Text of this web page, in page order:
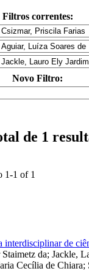
Filtros correntes:
Novo Filtro:
de 1
1-1 of 1
interdisciplinar de
da; Jackle,
Cecília de Chiara;